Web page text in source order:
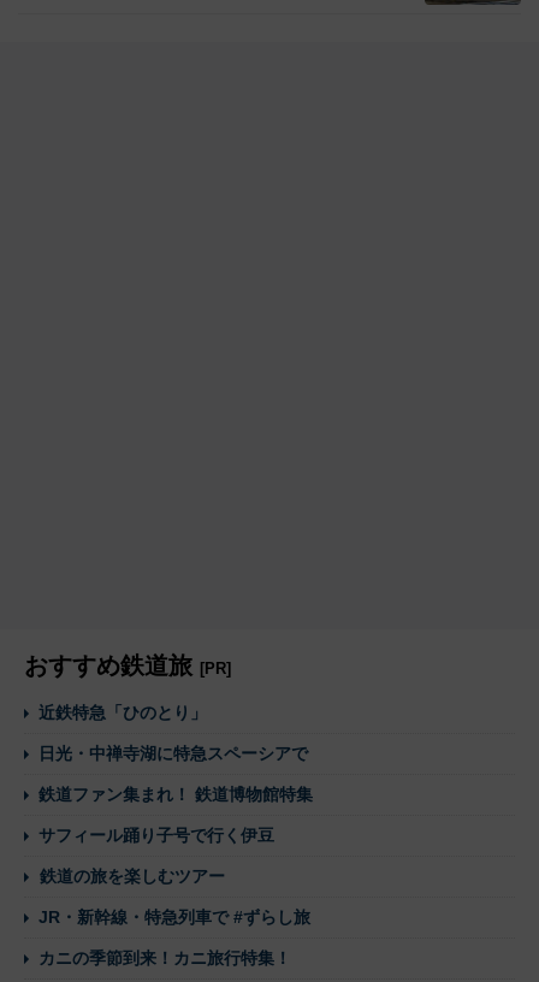
おすすめ鉄道旅 [PR]
近鉄特急「ひのとり」
日光・中禅寺湖に特急スペーシアで
鉄道ファン集まれ！ 鉄道博物館特集
サフィール踊り子号で行く伊豆
鉄道の旅を楽しむツアー
JR・新幹線・特急列車で #ずらし旅
カニの季節到来！カニ旅行特集！